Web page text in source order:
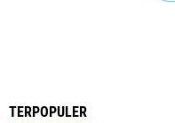
TERPOPULER